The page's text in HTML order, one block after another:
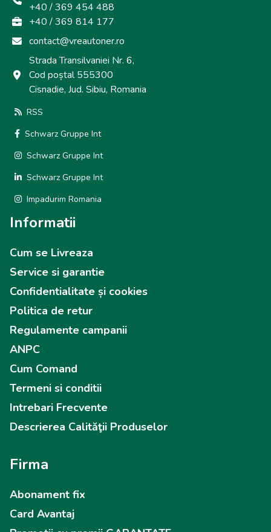
+40 / 369 454 488
+40 / 369 814 177
contact@vreautoner.ro
Strada Transilvaniei Nr. 6,
Cod poștal 555300
Cisnadie, Jud. Sibiu, Romania
RSS
Schwarz Gruppe Int
Schwarz Gruppe Int
Schwarz Gruppe Int
Impadurim Romania
Informatii
Cum se Livreaza
Service si garantie
Confidentialitate și cookies
Politica de retur
Regulamente campanii
ANPC
Cum Comand
Termeni si conditii
Intrebari Frecvente
Descrierea Calităţii Produselor
Firma
Abonament fix
Card Avantaj